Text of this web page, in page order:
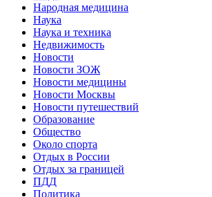
Народная медицина
Наука
Наука и техника
Недвижимость
Новости
Новости ЗОЖ
Новости медицины
Новости Москвы
Новости путешествий
Образование
Общество
Около спорта
Отдых в России
Отдых за границей
ПДД
Политика